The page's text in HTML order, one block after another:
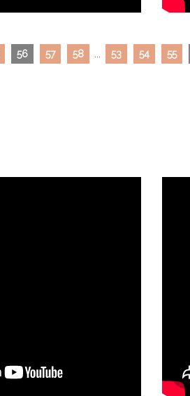
56 57 58 53 54 55